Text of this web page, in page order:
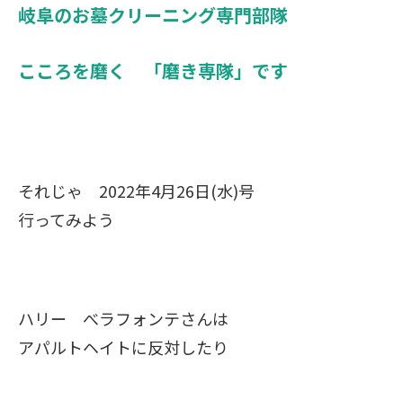
岐阜のお墓クリーニング専門部隊
こころを磨く 「磨き専隊」です
それじゃ 2022年4月26日(水)号
行ってみよう
ハリー べラフォンテさんは
アパルトヘイトに反対したり